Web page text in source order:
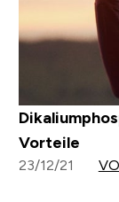
Vorteile
23/12/21